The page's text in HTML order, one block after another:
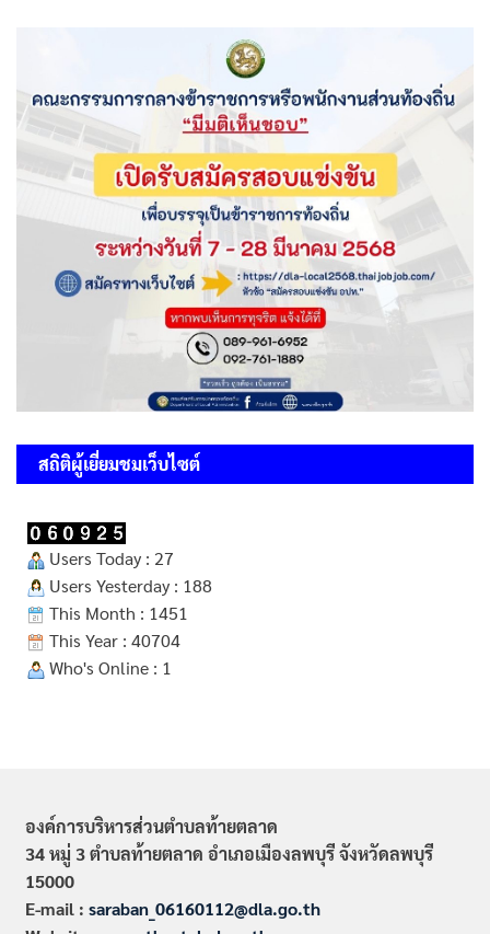
สถิติผู้เยี่ยมชมเว็บไซต์
Users Today : 27
Users Yesterday : 188
This Month : 1451
This Year : 40704
Who's Online : 1
องค์การบริหารส่วนตำบลท้ายตลาด
34 หมู่ 3 ตำบลท้ายตลาด อำเภอเมืองลพบุรี จังหวัดลพบุรี
15000
E-mail : saraban_06160112@dla.go.th